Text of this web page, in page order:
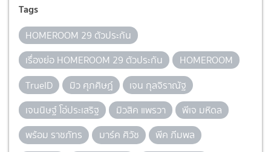
Tags
HOMEROOM 29 ตัวประกัน
เรื่องย่อ HOMEROOM 29 ตัวประกัน
HOMEROOM
TrueID
มิว ศุภศิษฏ์
เจน กุลจิราณัฐ
เจนนิษฐ์ โอ่ประเสริฐ
มิวสิค แพรวา
พีเจ มหิดล
พร้อม ราชภัทร
มาร์ค ศิวัช
พีค ภีมพล